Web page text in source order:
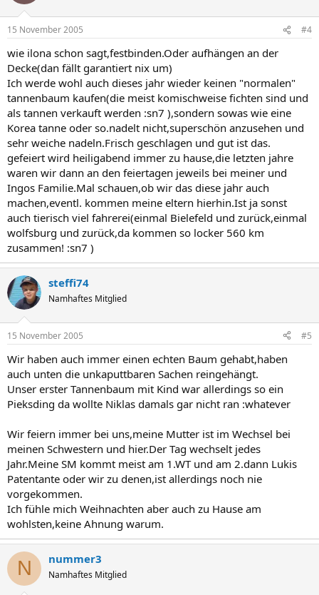
15 November 2005 #4
wie ilona schon sagt,festbinden.Oder aufhängen an der
Decke(dan fällt garantiert nix um)
Ich werde wohl auch dieses jahr wieder keinen "normalen"
tannenbaum kaufen(die meist komischweise fichten sind und
als tannen verkauft werden :sn7 ),sondern sowas wie eine
Korea tanne oder so.nadelt nicht,superschön anzusehen und
sehr weiche nadeln.Frisch geschlagen und gut ist das.
gefeiert wird heiligabend immer zu hause,die letzten jahre
waren wir dann an den feiertagen jeweils bei meiner und
Ingos Familie.Mal schauen,ob wir das diese jahr auch
machen,eventl. kommen meine eltern hierhin.Ist ja sonst
auch tierisch viel fahrerei(einmal Bielefeld und zurück,einmal
wolfsburg und zurück,da kommen so locker 560 km
zusammen! :sn7 )
steffi74
Namhaftes Mitglied
15 November 2005 #5
Wir haben auch immer einen echten Baum gehabt,haben
auch unten die unkaputtbaren Sachen reingehängt.
Unser erster Tannenbaum mit Kind war allerdings so ein
Pieksding da wollte Niklas damals gar nicht ran :whatever
Wir feiern immer bei uns,meine Mutter ist im Wechsel bei
meinen Schwestern und hier.Der Tag wechselt jedes
Jahr.Meine SM kommt meist am 1.WT und am 2.dann Lukis
Patentante oder wir zu denen,ist allerdings noch nie
vorgekommen.
Ich fühle mich Weihnachten aber auch zu Hause am
wohlsten,keine Ahnung warum.
N nummer3
Namhaftes Mitglied